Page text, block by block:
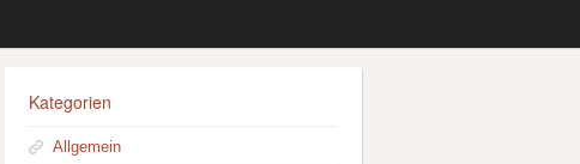
Kategorien
Allgemein